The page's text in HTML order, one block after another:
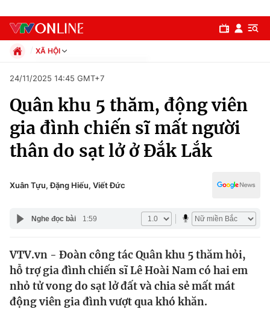
Chuyên mục
Chính trị
Thế giới
Tin tức
Kinh tế
XÃ HỘI
Xã hội
Pháp luật
Thể thao
Truyền hình
Văn hóa - Giải trí
Đời sống
Giáo dục
24/11/2025 14:45 GMT+7
Quân khu 5 thăm, động viên
gia đình chiến sĩ mất người
thân do sạt lở ở Đắk Lắk
Xuân Tựu, Đặng Hiếu, Viết Đức
Nghe đọc bài 1:59
VTV.vn - Đoàn công tác Quân khu 5 thăm hỏi,
hỗ trợ gia đình chiến sĩ Lê Hoài Nam có hai em
nhỏ tử vong do sạt lở đất và chia sẻ mất mát
động viên gia đình vượt qua khó khăn.